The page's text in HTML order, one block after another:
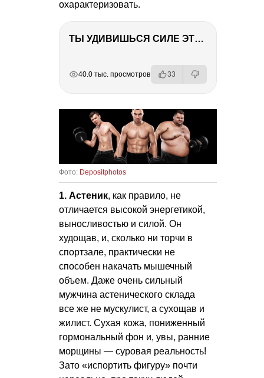
охарактеризовать.
ТЫ УДИВИШЬСЯ СИЛЕ ЭТО ЧЕЛОВЕКА! Блог о нашей поездке в Вышний Волочек
40.0 тыс. просмотров 33
Фото: Depositphotos
1. Астеник, как правило, не
отличается высокой энергетикой,
выносливостью и силой. Он
худощав, и, сколько ни торчи в
спортзале, практически не
способен накачать мышечный
объем. Даже очень сильный
мужчина астенического склада
все же не мускулист, а сухощав и
жилист. Сухая кожа, пониженный
гормональный фон и, увы, ранние
морщины — суровая реальность!
Зато «испортить фигуру» почти